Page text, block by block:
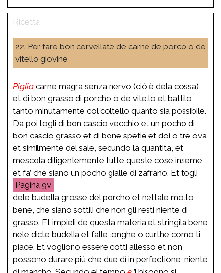
22. Per fare bon cervellate de carne de porco o de
vitello giovine
Piglia carne magra senza nervo (ciò è dela cossa)
et di bon grasso di porcho o de vitello et battilo
tanto minutamente col coltello quanto sia possibile.
Da poi togli di bon cascio vecchio et un pocho di
bon cascio grasso et di bone spetie et doi o tre ova
et similmente del sale, secundo la quantità, et
mescola diligentemente tutte queste cose inseme
et fa’ che siano un pocho gialle di zafrano. Et togli
9v
dele budella grosse del porcho et nettale molto
bene, che siano sottili che non gli resti niente di
grasso. Et impieli de questa materia et stringila bene
nele dicte budella et falle longhe o curthe como ti
piace. Et vogliono essere cotti allesso et non
possono durare più che due dì in perfectione, niente